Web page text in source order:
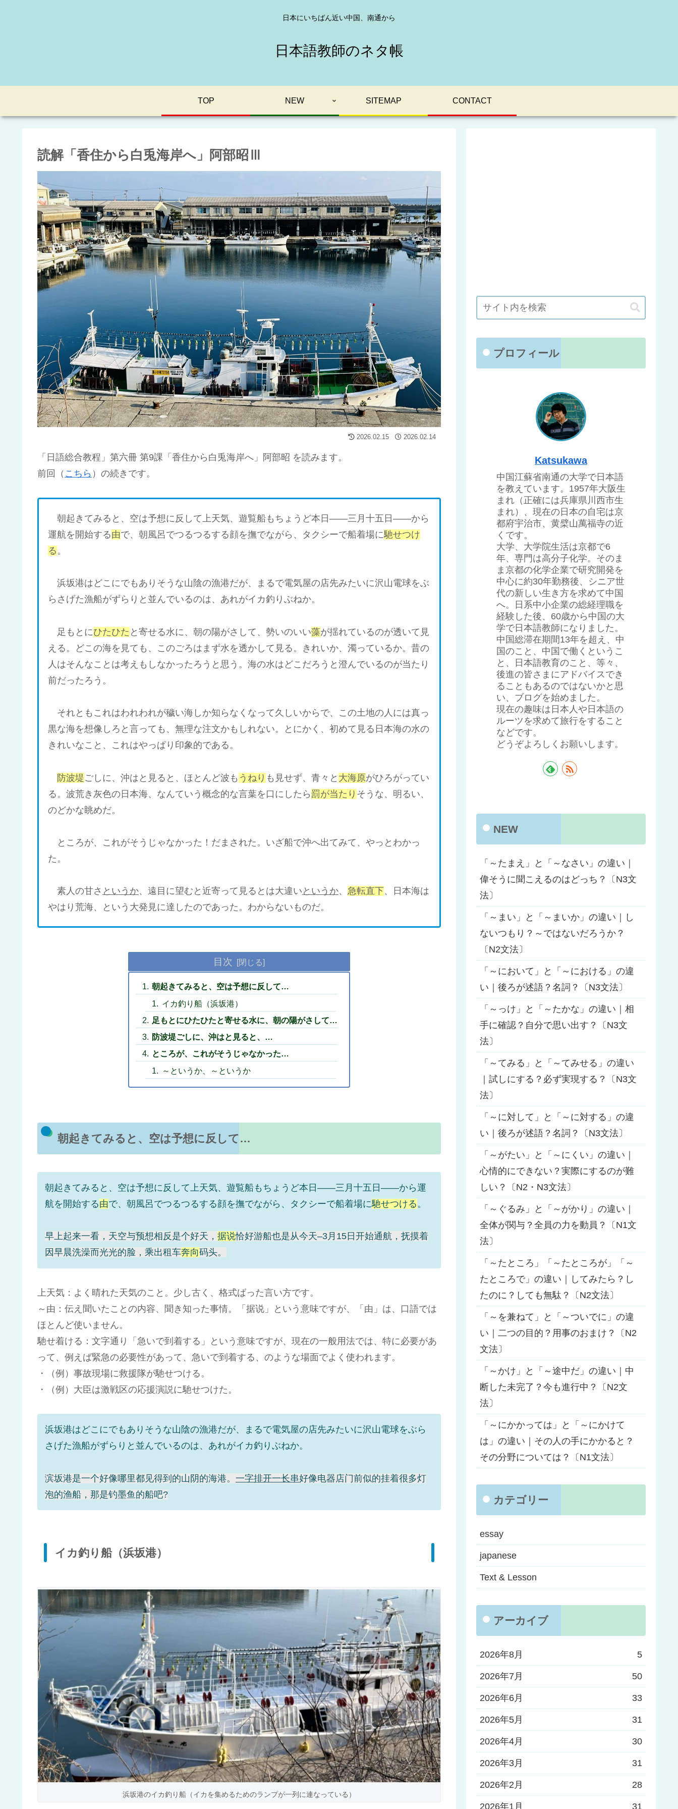
日本にいちばん近い中国、南通から
日本語教師のネタ帳
TOP NEW SITEMAP CONTACT
読解「香住から白兎海岸へ」阿部昭Ⅲ
2026.02.15 2026.02.14
「日語総合教程」第六冊 第9課「香住から白兎海岸へ」阿部昭 を読みます。
前回（ こちら ）の続きです。
朝起きてみると、空は予想に反して上天気、遊覧船もちょうど本日――三月十五日――から
運航を開始する由で、朝風呂でつるつるする顔を撫でながら、タクシーで船着場に馳せつけ
る 。
浜坂港はどこにでもありそうな山陰の漁港だが、まるで電気屋の店先みたいに沢山電球をぶ
らさげた漁船がずらりと並んでいるのは、あれがイカ釣りぶねか。
足もとにひたひた と寄せる水に、朝の陽がさして、勢いのいい藻が揺れているのが透いて見
える。どこの海を見ても、このごろはまず水を透かして見る。きれいか、濁っているか。昔の
人はそんなことは考えもしなかったろうと思う。海の水はどこだろうと澄んでいるのが当たり
前だったろう。
それともこれはわれわれが穢い海しか知らなくなって久しいからで、この土地の人には真っ
黒な海を想像しろと言っても、無理な注文かもしれない。とにかく、初めて見る日本海の水の
きれいなこと、これはやっぱり印象的である。
防波堤ごしに、沖はと見ると、ほとんど波も うねり も見せず、青々と 大海原がひろがってい
る。波荒き灰色の日本海、なんていう概念的な言葉を口にしたら罰が当たり そうな、明るい、
のどかな眺めだ。
ところが、これがそうじゃなかった！だまされた。いざ船で沖へ出てみて、やっとわかっ
た。
素人の甘さ というか、遠目に望むと近寄って見るとは大違い というか、 急転直下、日本海は
やはり荒海、という大発見に達したのであった。わからないものだ。
目次
朝起きてみると、空は予想に反して…
イカ釣り船（浜坂港）
足もとにひたひたと寄せる水に、朝の陽がさして…
防波堤ごしに、沖はと見ると、…
ところが、これがそうじゃなかった…
～というか、～というか
朝起きてみると、空は予想に反して…
朝起きてみると、空は予想に反して上天気、遊覧船もちょうど本日――三月十五日――から運
航を開始する由で、朝風呂でつるつるする顔を撫でながら、タクシーで船着場に馳せつける。
早上起来一看，天空与预想相反是个好天， 据说恰好游船也是从今天–3月15日开始通航，抚摸着
因早晨洗澡而光光的脸，乘出租车奔向码头。
上天気：よく晴れた天気のこと。少し古く、格式ばった言い方です。
～由：伝え聞いたことの内容、聞き知った事情。「据说」という意味ですが、「由」は、口語では
ほとんど使いません。
馳せ着ける：文字通り「急いで到着する」という意味ですが、現在の一般用法では、特に必要があ
って、例えば緊急の必要性があって、急いで到着する、のような場面でよく使われます。
・（例）事故現場に救援隊が馳せつける。
・（例）大臣は激戦区の応援演説に馳せつけた。
浜坂港はどこにでもありそうな山陰の漁港だが、まるで電気屋の店先みたいに沢山電球をぶら
さげた漁船がずらりと並んでいるのは、あれがイカ釣りぶねか。
滨坂港是一个好像哪里都见得到的山阴的海港。 一字排开一长串好像电器店门前似的挂着很多灯
泡的渔船，那是钓墨鱼的船吧?
イカ釣り船（浜坂港）
浜坂港のイカ釣り船（イカを集めるためのランプが一列に連なっている）
プロフィール
Katsukawa
中国江蘇省南通の大学で日本語
を教えています。1957年大阪生
まれ（正確には兵庫県川西市生
まれ）、現在の日本の自宅は京
都府宇治市、黄檗山萬福寺の近
くです。
大学、大学院生活は京都で6
年、専門は高分子化学。そのま
ま京都の化学企業で研究開発を
中心に約30年勤務後、シニア世
代の新しい生き方を求めて中国
へ。日系中小企業の総経理職を
経験した後、60歳から中国の大
学で日本語教師になりました。
中国総滞在期間13年を超え、中
国のこと、中国で働くというこ
と、日本語教育のこと、等々、
後進の皆さまにアドバイスでき
ることもあるのではないかと思
い、ブログを始めました。
現在の趣味は日本人や日本語の
ルーツを求めて旅行をすること
などです。
どうぞよろしくお願いします。
NEW
「～たまえ」と「～なさい」の違い｜
偉そうに聞こえるのはどっち？〔N3文
法〕
「～まい」と「～まいか」の違い｜し
ないつもり？～ではないだろうか？
〔N2文法〕
「～において」と「～における」の違
い｜後ろが述語？名詞？〔N3文法〕
「～っけ」と「～たかな」の違い｜相
手に確認？自分で思い出す？〔N3文
法〕
「～てみる」と「～てみせる」の違い
｜試しにする？必ず実現する？〔N3文
法〕
「～に対して」と「～に対する」の違
い｜後ろが述語？名詞？〔N3文法〕
「～がたい」と「～にくい」の違い｜
心情的にできない？実際にするのが難
しい？〔N2・N3文法〕
「～ぐるみ」と「～がかり」の違い｜
全体が関与？全員の力を動員？〔N1文
法〕
「～たところ」「～たところが」「～
たところで」の違い｜してみたら？し
たのに？しても無駄？〔N2文法〕
「～を兼ねて」と「～ついでに」の違
い｜二つの目的？用事のおまけ？〔N2
文法〕
「～かけ」と「～途中だ」の違い｜中
断した未完了？今も進行中？〔N2文
法〕
「～にかかっては」と「～にかけて
は」の違い｜その人の手にかかると？
その分野については？〔N1文法〕
カテゴリー
essay
japanese
Text & Lesson
アーカイブ
2026年8月 5
2026年7月 50
2026年6月 33
2026年5月 31
2026年4月 30
2026年3月 31
2026年2月 28
2026年1月 31